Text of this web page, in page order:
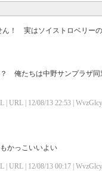
実はソイストロベリーの
俺たちは中野サンプラザ同
| URL | 12/08/13 22:53 |
かっこいいよい
| URL | 12/08/13 00:17 |